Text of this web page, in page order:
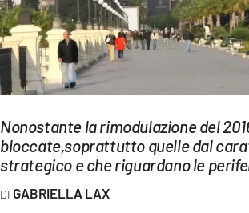
EVENTI
SPORT
Streaming
LAC TV
LAC NETWORK
LAC ONAIR
Nonostante la rimodulazione del
bloccate,soprattutto quelle dal
strategico e che riguardano le
GABRIELLA LAX